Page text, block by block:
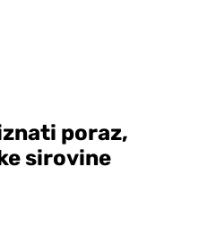
poraz,
sirovine